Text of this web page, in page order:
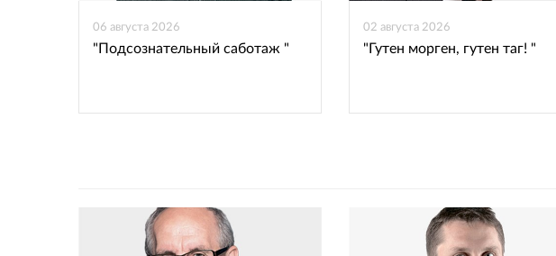
06 августа 2026
"Подсознательный саботаж "
02 августа 2026
"Гутен морген, гутен таг! "